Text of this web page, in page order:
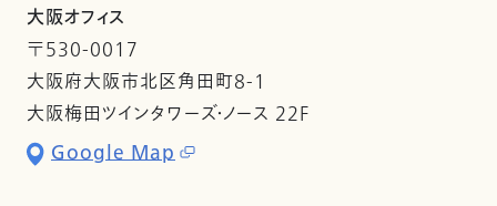
大阪オフィス
〒530-0017
大阪府大阪市北区角田町8-1
大阪梅田ツインタワーズ・ノース 22F
Google Map